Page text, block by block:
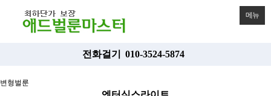
메뉴
전화걸기 010-3524-5874
변형벌룬